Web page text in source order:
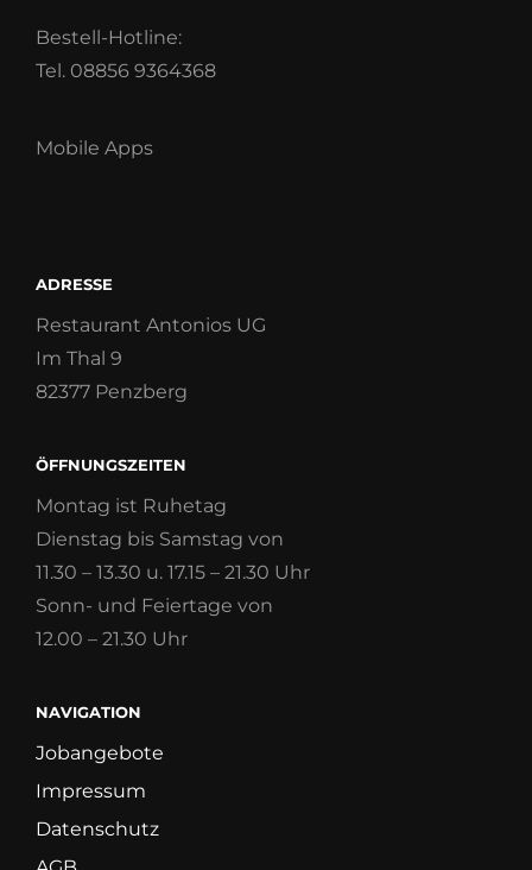
Bestell-Hotline:
Tel. 08856 9364368
Mobile Apps
ADRESSE
Restaurant Antonios UG
Im Thal 9
82377 Penzberg
ÖFFNUNGSZEITEN
Montag ist Ruhetag
Dienstag bis Samstag von
11.30 – 13.30 u. 17.15 – 21.30 Uhr
Sonn- und Feiertage von
12.00 – 21.30 Uhr
NAVIGATION
Jobangebote
Impressum
Datenschutz